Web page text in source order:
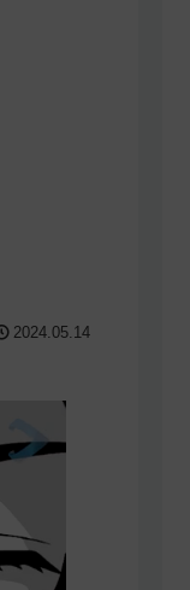
2024.05.14